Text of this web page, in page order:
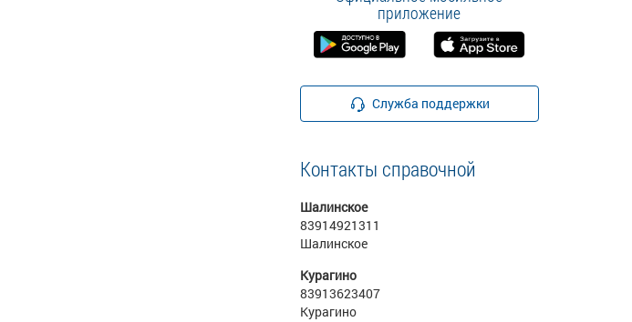
приложение
Служба поддержки
Контакты справочной
Шалинское
83914921311
Шалинское
Курагино
83913623407
Курагино